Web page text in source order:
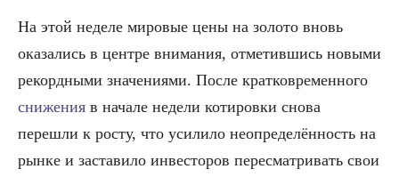
На этой неделе мировые цены на золото вновь
оказались в центре внимания, отметившись новыми
рекордными значениями. После кратковременного
снижения в начале недели котировки снова
перешли к росту, что усилило неопределённость на
рынке и заставило инвесторов пересматривать свои